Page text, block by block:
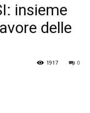
insieme
delle
0
1917